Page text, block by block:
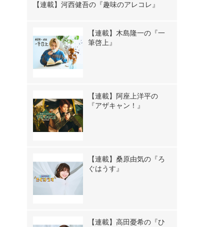
【連載】河西健吾の『趣味のアレコレ』
【連載】木島隆一の『一
筆啓上』
【連載】阿座上洋平の
『アザキャン！』
【連載】桑原由気の『ろ
ぐはうす』
【連載】高田憂希の『ひ